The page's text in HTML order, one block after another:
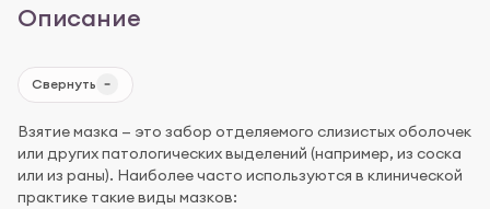
Описание
Свернуть
Взятие мазка — это забор отделяемого слизистых оболочек
или других патологических выделений (например, из соска
или из раны). Наиболее часто используются в клинической
практике такие виды мазков: